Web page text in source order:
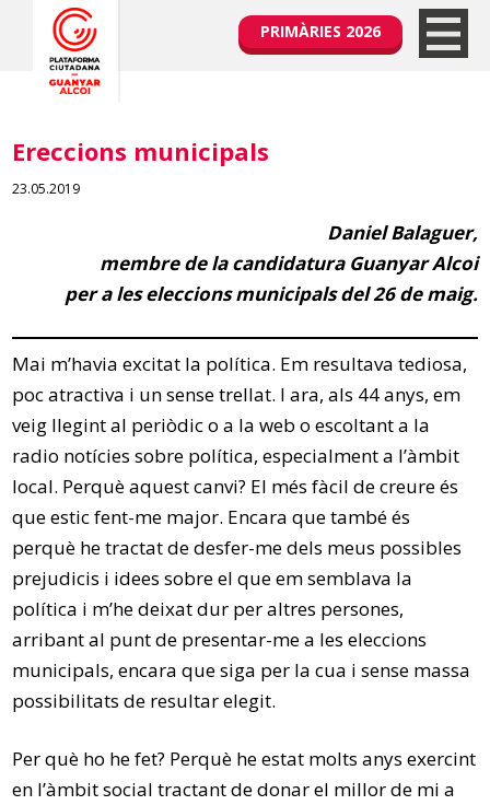
PRIMÀRIES 2026
Ereccions municipals
23.05.2019
Daniel Balaguer,
membre de la candidatura Guanyar Alcoi
per a les eleccions municipals del 26 de maig.
Mai m’havia excitat la política. Em resultava tediosa,
poc atractiva i un sense trellat. I ara, als 44 anys, em
veig llegint al periòdic o a la web o escoltant a la
radio notícies sobre política, especialment a l’àmbit
local. Perquè aquest canvi? El més fàcil de creure és
que estic fent-me major. Encara que també és
perquè he tractat de desfer-me dels meus possibles
prejudicis i idees sobre el que em semblava la
política i m’he deixat dur per altres persones,
arribant al punt de presentar-me a les eleccions
municipals, encara que siga per la cua i sense massa
possibilitats de resultar elegit.
Per què ho he fet? Perquè he estat molts anys exercint
en l’àmbit social tractant de donar el millor de mi a